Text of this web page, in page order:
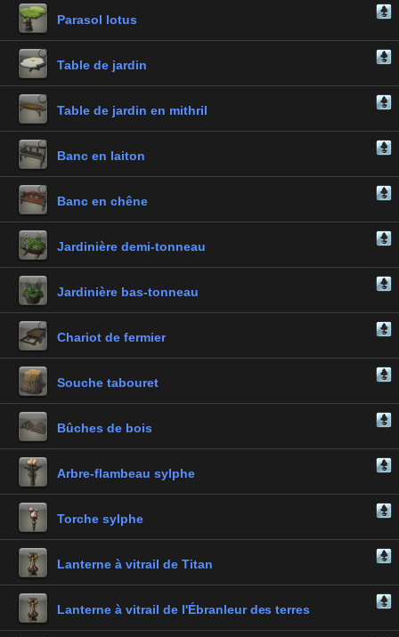
Parasol lotus
Table de jardin
Table de jardin en mithril
Banc en laiton
Banc en chêne
Jardinière demi-tonneau
Jardinière bas-tonneau
Chariot de fermier
Souche tabouret
Bûches de bois
Arbre-flambeau sylphe
Torche sylphe
Lanterne à vitrail de Titan
Lanterne à vitrail de l'Ébranleur des terres